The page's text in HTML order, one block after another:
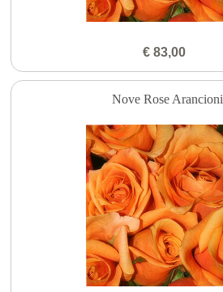
€ 83,00
Nove Rose Arancioni